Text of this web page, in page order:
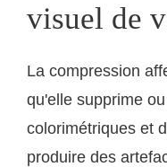
visuel de
La compression
qu'elle supprime
colorimétriques et
produire des